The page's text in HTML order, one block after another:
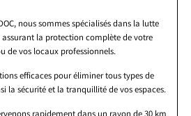
nous sommes spécialisés dans la lutte
assurant la protection complète de votre
de vos locaux professionnels.
efficaces pour éliminer tous types de
la sécurité et la tranquillité de vos espaces.